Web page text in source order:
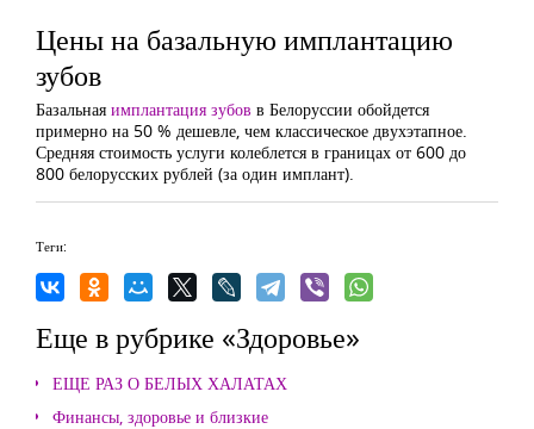
Цены на базальную имплантацию
зубов
Базальная имплантация зубов в Белоруссии обойдется
примерно на 50 % дешевле, чем классическое двухэтапное.
Средняя стоимость услуги колеблется в границах от 600 до
800 белорусских рублей (за один имплант).
Теги:
Еще в рубрике «Здоровье»
ЕЩЕ РАЗ О БЕЛЫХ ХАЛАТАХ
Финансы, здоровье и близкие